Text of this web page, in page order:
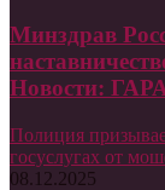
Минздрав
Новости:
Полиция
госуслугах от
08.12.2025